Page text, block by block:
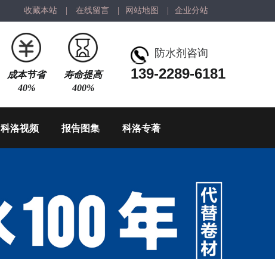
收藏本站 在线留言 网站地图 企业分站
防水剂咨询
139-2289-6181
成本节省
40%
寿命提高
400%
科洛视频 报告图集 科洛专著